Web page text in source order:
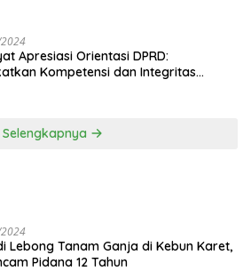
Apresiasi Orientasi DPRD:
Kompetensi dan Integritas
Selengkapnya
Lebong Tanam Ganja di Kebun Karet,
Pidana 12 Tahun